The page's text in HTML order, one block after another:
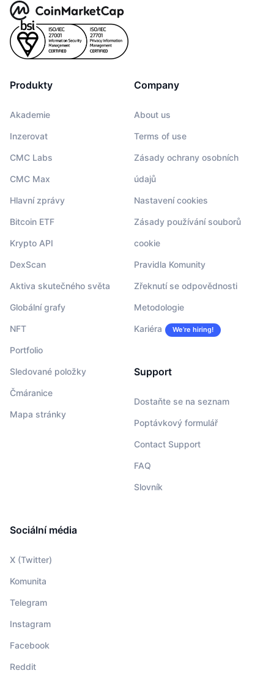
Produkty
Akademie
Inzerovat
CMC Labs
CMC Max
Hlavní zprávy
Bitcoin ETF
Krypto API
DexScan
Aktiva skutečného světa
Globální grafy
NFT
Portfolio
Sledované položky
Čmáranice
Mapa stránky
Company
About us
Terms of use
Zásady ochrany osobních
údajů
Nastavení cookies
Zásady používání souborů
cookie
Pravidla Komunity
Zřeknutí se odpovědnosti
Metodologie
Kariéra We’re hiring!
Support
Dostaňte se na seznam
Poptávkový formulář
Contact Support
FAQ
Slovník
Sociální média
X (Twitter)
Komunita
Telegram
Instagram
Facebook
Reddit